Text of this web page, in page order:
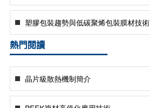
塑膠包裝趨勢與低碳聚烯包裝膜材技術
熱門閱讀
晶片級散熱機制簡介